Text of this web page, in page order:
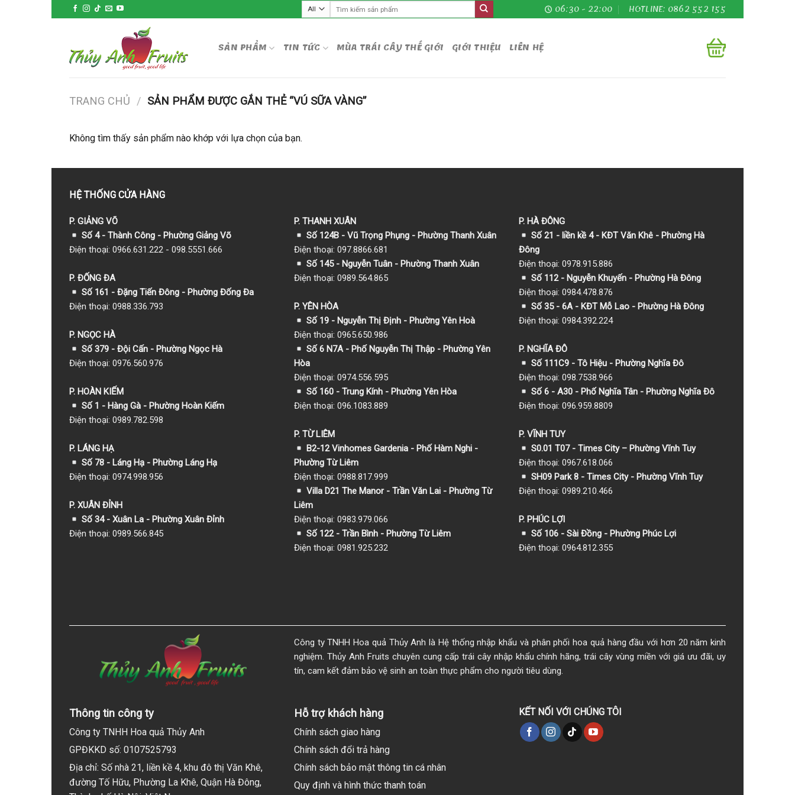
to
06:30 - 22:00 HOTLINE: 0862 552 155
SẢN PHẨM TIN TỨC MÙA TRÁI CÂY THẾ GIỚI GIỚI THIỆU LIÊN HỆ
TRANG CHỦ / SẢN PHẨM ĐƯỢC GẮN THẺ “VÚ SỮA VÀNG”
Không tìm thấy sản phẩm nào khớp với lựa chọn của bạn.
HỆ THỐNG CỬA HÀNG
P. GIẢNG VÕ
Số 4 - Thành Công - Phường Giảng Võ
Điện thoại: 0966.631.222 - 098.5551.666
P. ĐỐNG ĐA
Số 161 - Đặng Tiến Đông - Phường Đống Đa
Điện thoại: 0988.336.793
P. NGỌC HÀ
Số 379 - Đội Cấn - Phường Ngọc Hà
Điện thoại: 0976.560.976
P. HOÀN KIẾM
Số 1 - Hàng Gà - Phường Hoàn Kiếm
Điện thoại: 0989.782.598
P. LÁNG HẠ
Số 78 - Láng Hạ - Phường Láng Hạ
Điện thoại: 0974.998.956
P. XUÂN ĐỈNH
Số 34 - Xuân La - Phường Xuân Đỉnh
Điện thoại: 0989.566.845
P. THANH XUÂN
Số 124B - Vũ Trọng Phụng - Phường Thanh Xuân
Điện thoại: 097.8866.681
Số 145 - Nguyễn Tuân - Phường Thanh Xuân
Điện thoại: 0989.564.865
P. YÊN HÒA
Số 19 - Nguyễn Thị Định - Phường Yên Hoà
Điện thoại: 0965.650.986
Số 6 N7A - Phố Nguyễn Thị Thập - Phường Yên
Hòa
Điện thoại: 0974.556.595
Số 160 - Trung Kính - Phường Yên Hòa
Điện thoại: 096.1083.889
P. TỪ LIÊM
B2-12 Vinhomes Gardenia - Phố Hàm Nghi -
Phường Từ Liêm
Điện thoại: 0988.817.999
Villa D21 The Manor - Trần Văn Lai - Phường Từ
Liêm
Điện thoại: 0983.979.066
Số 122 - Trần Bình - Phường Từ Liêm
Điện thoại: 0981.925.232
P. HÀ ĐÔNG
Số 21 - liền kề 4 - KĐT Văn Khê - Phường Hà
Đông
Điện thoại: 0978.915.886
Số 112 - Nguyễn Khuyến - Phường Hà Đông
Điện thoại: 0984.478.876
Số 35 - 6A - KĐT Mỗ Lao - Phường Hà Đông
Điện thoại: 0984.392.224
P. NGHĨA ĐÔ
Số 111C9 - Tô Hiệu - Phường Nghĩa Đô
Điện thoại: 098.7538.966
Số 6 - A30 - Phố Nghĩa Tân - Phường Nghĩa Đô
Điện thoại: 096.959.8809
P. VĨNH TUY
S0.01 T07 - Times City – Phường Vĩnh Tuy
Điện thoại: 0967.618.066
SH09 Park 8 - Times City - Phường Vĩnh Tuy
Điện thoại: 0989.210.466
P. PHÚC LỢI
Số 106 - Sài Đồng - Phường Phúc Lợi
Điện thoại: 0964.812.355
Công ty TNHH Hoa quả Thủy Anh là Hệ thống nhập khẩu và phân phối hoa quả hàng đầu với hơn 20 năm kinh
nghiệm. Thủy Anh Fruits chuyên cung cấp trái cây nhập khẩu chính hãng, trái cây vùng miền với giá ưu đãi, uy
tín, cam kết đảm bảo vệ sinh an toàn thực phẩm cho người tiêu dùng.
Thông tin công ty
Công ty TNHH Hoa quả Thủy Anh
GPĐKKD số: 0107525793
Địa chỉ: Số nhà 21, liền kề 4, khu đô thị Văn Khê,
đường Tố Hữu, Phường La Khê, Quận Hà Đông,
Hỗ trợ khách hàng
Chính sách giao hàng
Chính sách đổi trả hàng
Chính sách bảo mật thông tin cá nhân
Quy định và hình thức thanh toán
KẾT NỐI VỚI CHÚNG TÔI